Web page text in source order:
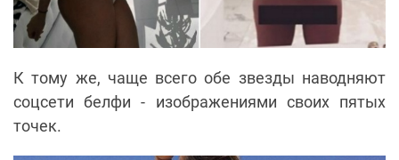
К тому же, чаще всего обе звезды наводняют
соцсети белфи - изображениями своих пятых
точек.